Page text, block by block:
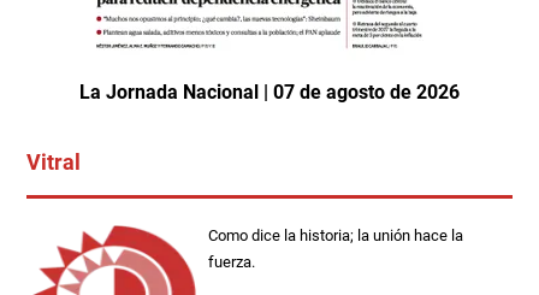
La Jornada Nacional | 07 de agosto de 2026
Vitral
Como dice la historia; la unión hace la
fuerza.